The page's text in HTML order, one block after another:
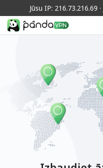
Jūsu IP: 216.73.216.69